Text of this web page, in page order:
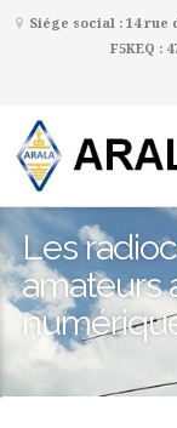
Siége social : 14 rue
F5KEQ :
Les
amateurs